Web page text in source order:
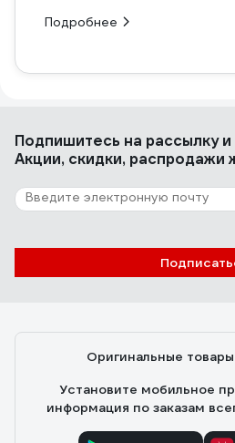
Подробнее
Подпишитесь на рассылкуи
Акции, скидки, распродажи
Оригинальные
Установите мобильное
информация по заказам